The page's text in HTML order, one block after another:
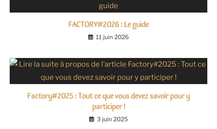
FACTORY#2026 : Le guide
11 juin 2026
Factory#2025 : Tout ce que vous devez savoir pour y
participer !
3 juin 2025